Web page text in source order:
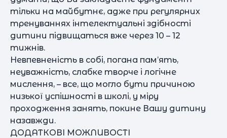
тільки на майбутнє, адже при регулярних
тренуваннях інтелектуальні здібності
дитини підвищаться вже через 10 – 12
тижнів.
Невпевненість в собі, погана пам’ять,
неуважність, слабке творче і логічне
мислення, – все, що могло бути причиною
низької успішності в школі, у міру
проходження занять, покине Вашу дитину
назавжди.
ДОДАТКОВІ МОЖЛИВОСТІ